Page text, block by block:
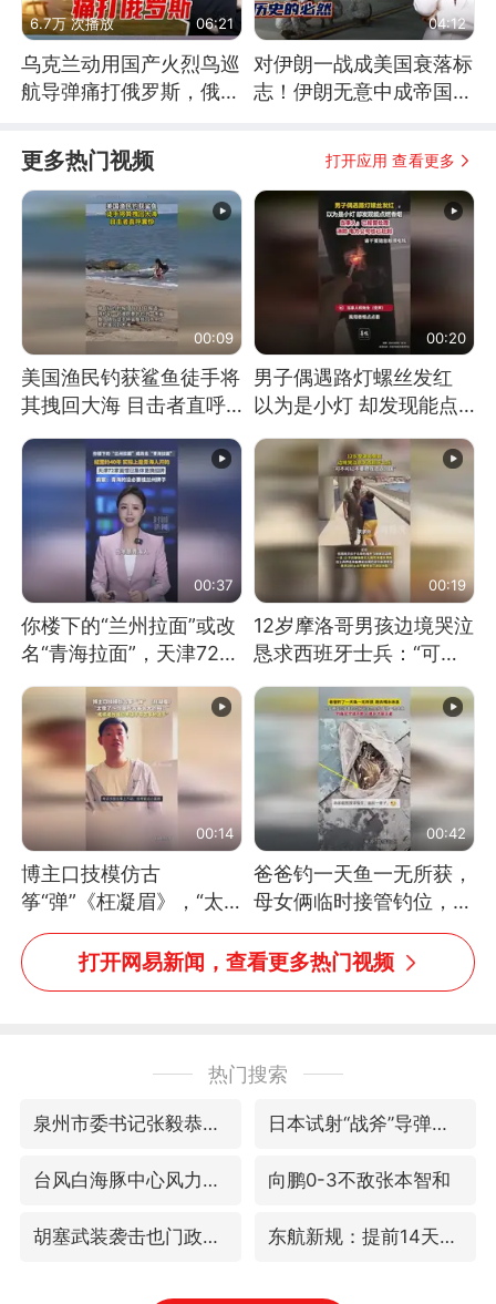
6.7万 次播放 06:21
乌克兰动用国产火烈鸟巡
航导弹痛打俄罗斯，俄军
04:12
对伊朗一战成美国衰落标
志！伊朗无意中成帝国终
更多热门视频 打开应用 查看更多
00:09
美国渔民钓获鲨鱼徒手将
其拽回大海 目击者直呼
消息）
00:20
男子偶遇路灯螺丝发红
以为是小灯 却发现能点
处理
00:37
你楼下的“兰州拉面”或改
名“青海拉面”，天津72家
00:19
12岁摩洛哥男孩边境哭泣
恳求西班牙士兵：“可不
00:14
博主口技模仿古
筝“弹”《枉凝眉》，“太
像了～你是吃古筝长大的
吗？”“或将成为首位考级
不带古筝的选手。”（来
00:42
爸爸钓一天鱼一无所获，
母女俩临时接管钓位，用
玩具鱼竿钓上大鱼
打开网易新闻，查看更多热门视频
热门搜索
泉州市委书记张毅恭被查 日本试射“战斧”导弹，国防部回应
台风白海豚中心风力增强 向鹏0-3不敌张本智和
胡塞武装袭击也门政府军军营 东航新规：提前14天可免费退改签